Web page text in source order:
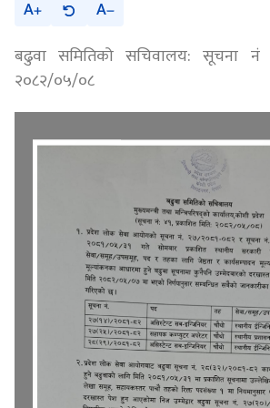
A
A
बढुवा समितिको सचिवालय: सूचना नं
२०८२/०५/०८